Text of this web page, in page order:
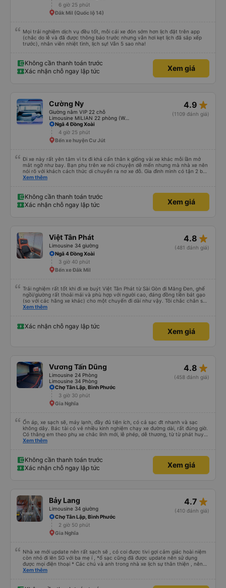
6 giờ 25 phút
Đắk Mil (Quốc lộ 14)
Mọi trải nghiệm dịch vụ đều tốt, mỗi cái xe đón sớm hơn lịch đặt trên app
(chắc do lễ và đã được thông báo trước nhưng vẫn hơi kẹt lịch đã sắp xếp
trước), nhân viên nhiệt tình, lịch sự! Vẫn 5 sao nha!
Không cần thanh toán trước
Xác nhận chỗ ngay lập tức
Xem giá
Cường Ny
Giường nằm VIP 22 chỗ
4.9 star_rate
(1109 đánh giá)
Ngã 4 Đồng Xoài
4 giờ 25 phút
Bến xe huyện Cư Jút
Đi xe này rất yên tâm vì tx đi khá cẩn thân k giống vài xe khác mỗi lần mở
mắt ngỡ như bay. Bạn phụ trên xe nói chuyện dễ mến nhưng mà nhà xe nên
nói rõ với khách cách thức di chuyển ra nơ xe đỗ. Gia đình mình có tận 2 bé
nhỏ tay xách nách mang mà mình bị xoay vòng vòng đi bộ đến khu đỗ xe thì
Xem thêm
Không cần thanh toán trước
Xác nhận chỗ ngay lập tức
Xem giá
Việt Tân Phát
Limousine 34 giường
4.8 star_rate
(481 đánh giá)
Ngã 4 Đồng Xoài
3 giờ 40 phút
Bến xe Đắk Mil
Trải nghiệm rất tốt khi đi xe buýt Việt Tân Phát từ Sài Gòn đi Măng Đen, ghế
ngồi/giường rất thoải mái và phù hợp với người cao, đáng đồng tiền bát gạo
(so với các hãng xe khác) cho một chuyến đi dài như vậy. Tôi chắc chắn sẽ
sử dụng lại sau.
Xem thêm
Xác nhận chỗ ngay lập tức
Xem giá
Vương Tấn Dũng
Limousine 24 Phòng
Limousine 34 Phòng
4.8 star_rate
(458 đánh giá)
Chợ Tân Lập, Bình Phước
3 giờ 30 phút
Gia Nghĩa
Ổn áp, xe sạch sẽ, máy lạnh, đầy đủ tiện ích, có cả sạc đt nhanh và sạc
không dây. Bác tài có vẻ nhiều kinh nghiệm chạy xe đường dài, rất đúng giờ.
Có thằng em theo phụ xe chắc lính mới, lễ phép, dễ thương, từ từ phát huy
nhé em trai. 😊
Xem thêm
Không cần thanh toán trước
Xác nhận chỗ ngay lập tức
Xem giá
Bảy Lang
Limousine 34 giường
4.7 star_rate
(410 đánh giá)
Chợ Tân Lập, Bình Phước
2 giờ 50 phút
Gia Nghĩa
Nhà xe mới update nên rất sạch sẽ , có coi được tivi gợi cảm giác hoài niệm
còn nhỏ đi lên SG với ba mẹ í , *ổ sạc cũng đã được update nên sử dụng
được mọi điện thoại * Các chú và anh trong nhà xe lịch sự thân thiện , nên
các bạn yên tâm , giá còn phù hợp nữa nói chung oki la ngen , ai có nhu cầu
Xem thêm